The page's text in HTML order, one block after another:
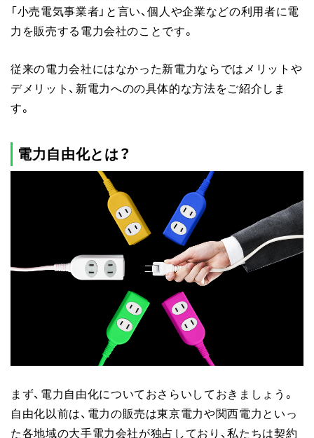
「小売電気事業者」と言い、個人や企業などの利用者に電
力を販売する電力会社のことです。
従来の電力会社にはなかった新電力ならではメリットや
デメリット、新電力へのの具体的な方法をご紹介しま
す。
電力自由化とは？
まず、電力自由化についておさらいしておきましょう。
自由化以前は、電力の販売は東京電力や関西電力といっ
た各地域の大手電力会社が独占しており、私たちは契約